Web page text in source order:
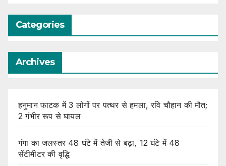
Categories
Archives
हनुमान फाटक में 3 लोगों पर पत्थर से हमला, रवि चौहान की मौत;
2 गंभीर रूप से घायल
गंगा का जलस्तर 48 घंटे में तेजी से बढ़ा, 12 घंटे में 48
सेंटीमीटर की वृद्धि